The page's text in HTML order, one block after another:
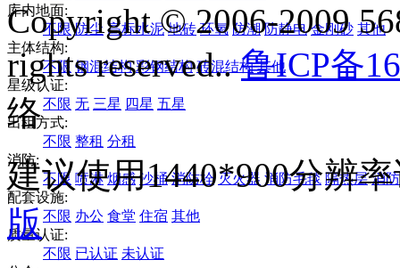
库内地面:
不限 防尘 高标水泥 地砖 环氧 防潮 防静电 金刚砂 其他
主体结构:
不限 钢混结构 彩钢结构 砖混结构 其他
星级认证:
不限 无 三星 四星 五星
出租方式:
不限 整租 分租
消防:
不限 喷淋 烟感 沙桶 消防栓 灭火器 消防毛毯 隔热层 消
配套设施:
不限 办公 食堂 住宿 其他
质量认证:
不限 已认证 未认证
Copyright © 2006-2009
rights reserved..鲁ICP备
络
建议使用1440*900分辨
版